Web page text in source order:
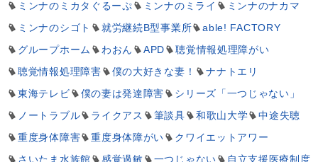
ミンナのミカタぐるーぷ
ミンナのミライ
ミンナのナカマ
ミンナのシゴト
就労継続B型事業所
able! FACTORY
グループホーム
わおん APD
聴覚情報処理障がい
聴覚情報処理障害
僕の大好きな妻！
ナナトエリ
東海テレビ
僕の妻は発達障害
シリーズ「一つじゃない」
ノートラブル
ライクアス 筆談具 和歌山大学
中途失聴
重度身体障害
重度身体障がい
クワイエットアワー
さいたま水族館
感覚過敏 一つじゃない 自立支援医療制度